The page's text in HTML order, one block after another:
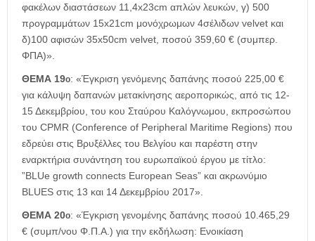
φακέλων διαστάσεων 11,4x23cm απλών λευκών, γ) 500
προγραμμάτων 15x21cm μονόχρωμων 4σέλιδων velvet και
δ)100 αφισών 35x50cm velvet, ποσού 359,60 € (συμπερ.
ΦΠΑ)».
ΘΕΜΑ 19ο: «Έγκριση γενόμενης δαπάνης ποσού 225,00 €
για κάλυψη δαπανών μετακίνησης αεροπορικώς, από τις 12-
15 Δεκεμβρίου, του κου Σταύρου Καλόγνωμου, εκπροσώπου
του CPMR (Conference of Peripheral Maritime Regions) που
εδρεύει στις Βρυξέλλες του Βελγίου και παρέστη στην
εναρκτήρια συνάντηση του ευρωπαϊκού έργου με τίτλο:
”BLUe growth connects European Seas” και ακρωνύμιο
BLUES στις 13 και 14 Δεκεμβρίου 2017».
ΘΕΜΑ 20ο: «Έγκριση γενομένης δαπάνης ποσού 10.465,29
€ (συμπ/νου Φ.Π.Α.) για την εκδήλωση: Ενοικίαση